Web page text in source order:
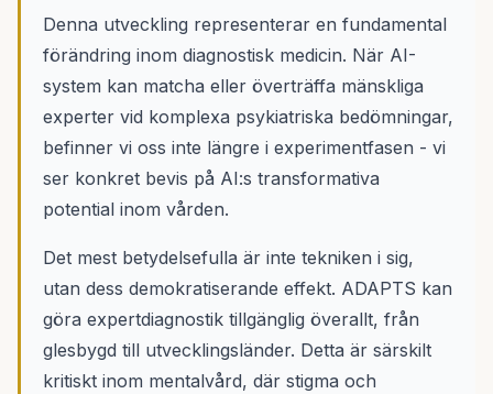
Denna utveckling representerar en fundamental
förändring inom diagnostisk medicin. När AI-
system kan matcha eller överträffa mänskliga
experter vid komplexa psykiatriska bedömningar,
befinner vi oss inte längre i experimentfasen - vi
ser konkret bevis på AI:s transformativa
potential inom vården.
Det mest betydelsefulla är inte tekniken i sig,
utan dess demokratiserande effekt. ADAPTS kan
göra expertdiagnostik tillgänglig överallt, från
glesbygd till utvecklingsländer. Detta är särskilt
kritiskt inom mentalvård, där stigma och